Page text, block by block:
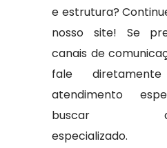
e estrutura?
nosso site! Se
canais de
fale
atendimento
buscar
especializado.